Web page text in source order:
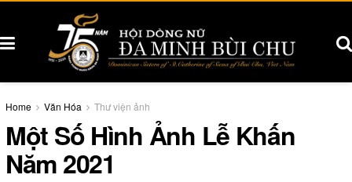
Home Văn Hóa Thư viện ảnh
Một Số Hình Ảnh Lễ Khấn
Năm 2021